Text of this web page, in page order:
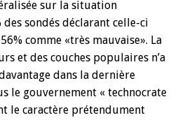
sur la situation
des sondés déclarant celle-ci
comme «très mauvaise». La
et des couches populaires n’a
dans la dernière
le gouvernement « technocrate
le caractère prétendument